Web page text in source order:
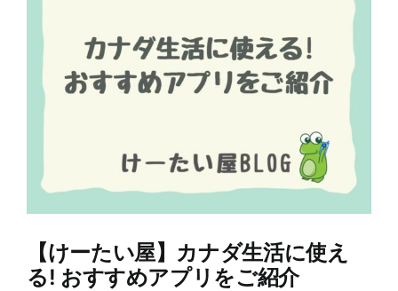
【けーたい屋】カナダ生活に使え
る! おすすめアプリをご紹介